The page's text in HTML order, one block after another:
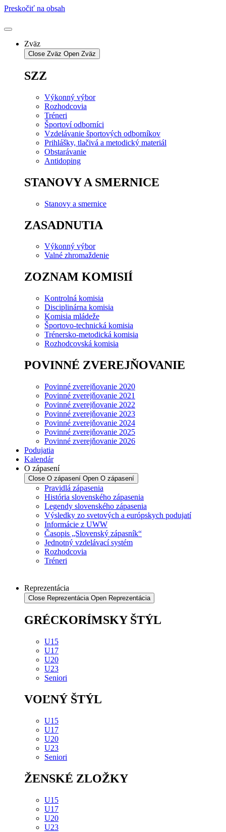
Preskočiť na obsah
Zväz
Close Zväz Open Zväz
SZZ
Výkonný výbor
Rozhodcovia
Tréneri
Športoví odborníci
Vzdelávanie športových odborníkov
Prihlášky, tlačivá a metodický materiál
Obstarávanie
Antidoping
STANOVY A SMERNICE
Stanovy a smernice
ZASADNUTIA
Výkonný výbor
Valné zhromaždenie
ZOZNAM KOMISIÍ
Kontrolná komisia
Disciplinárna komisia
Komisia mládeže
Športovo-technická komisia
Trénersko-metodická komisia
Rozhodcovská komisia
POVINNÉ ZVEREJŇOVANIE
Povinné zverejňovanie 2020
Povinné zverejňovanie 2021
Povinné zverejňovanie 2022
Povinné zverejňovanie 2023
Povinné zverejňovanie 2024
Povinné zverejňovanie 2025
Povinné zverejňovanie 2026
Podujatia
Kalendár
O zápasení
Close O zápasení Open O zápasení
Pravidlá zápasenia
História slovenského zápasenia
Legendy slovenského zápasenia
Výsledky zo svetových a európskych podujatí
Informácie z UWW
Časopis „Slovenský zápasník“
Jednotný vzdelávací systém
Rozhodcovia
Tréneri
Reprezentácia
Close Reprezentácia Open Reprezentácia
GRÉCKORÍMSKY ŠTÝL
U15
U17
U20
U23
Seniori
VOĽNÝ ŠTÝL
U15
U17
U20
U23
Seniori
ŽENSKÉ ZLOŽKY
U15
U17
U20
U23